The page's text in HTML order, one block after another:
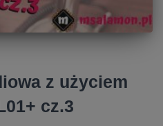
z użyciem
cz.3